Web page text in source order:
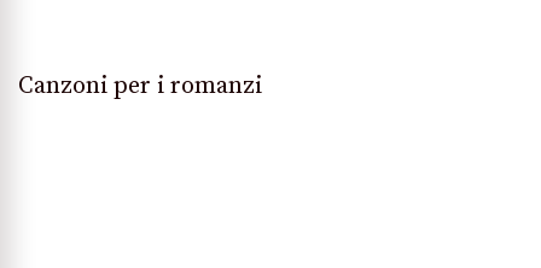
Canzoni per i romanzi